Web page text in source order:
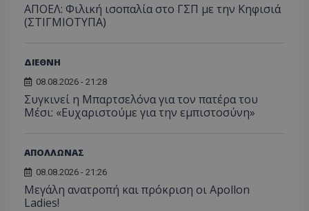
ΑΠΟΕΛ: Φιλική ισοπαλία στο ΓΣΠ με την Κηφισιά
(ΣΤΙΓΜΙΟΤΥΠΑ)
ΔΙΕΘΝΗ
08.08.2026 - 21:28
Συγκινεί η Μπαρτσελόνα για τον πατέρα του
Μέσι: «Ευχαριστούμε για την εμπιστοσύνη»
ΑΠΟΛΛΩΝΑΣ
08.08.2026 - 21:26
Μεγάλη ανατροπή και πρόκριση οι Apollon
Ladies!